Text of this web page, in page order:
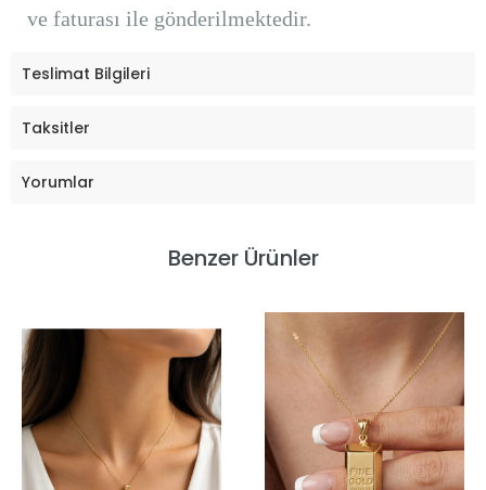
ve faturası ile gönderilmektedir.
Teslimat Bilgileri
Taksitler
Yorumlar
Benzer Ürünler